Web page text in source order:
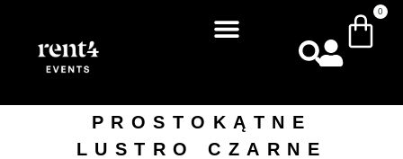
0
PROSTOKĄTNE
LUSTRO CZARNE